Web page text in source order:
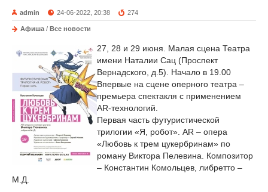
admin 24-06-2022, 20:38 274
Афиша / Все новости
27, 28 и 29 июня. Малая сцена Театра
имени Наталии Сац (Проспект
Вернадского, д.5). Начало в 19.00
Впервые на сцене оперного театра –
премьера спектакля с применением
АR-технологий.
Первая часть футуристической
трилогии «Я, робот». AR – опера
«Любовь к трем цукербринам» по
роману Виктора Пелевина. Композитор
– Константин Комольцев, либретто –
М.Д.